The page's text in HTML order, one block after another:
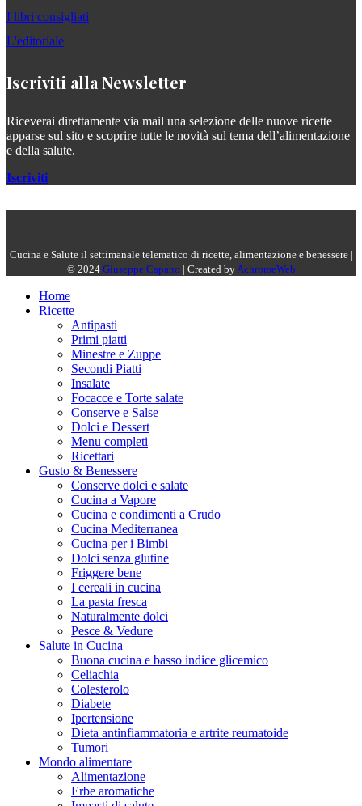
I libri consigliati
L'editoriale
Iscriviti alla Newsletter
Riceverai direttamente via mail una selezione delle nuove ricette
apparse sul sito e scoprire tutte le novità sul tema dell’alimentazione
e della salute.
Iscriviti
Cucina e Salute il settimanale telematico di ricette, alimentazione e benessere |
© 2024 Giuseppe Capano | Created byAchromeWeb
Home
Ricette
Antipasti
Primi piatti
Minestre e Zuppe
Secondi Piatti
Insalate
Focacce e Torte salate
Conserve e Salse
Dolci e Dessert
Menu completi
Ricettari
Gusto & Benessere
Conserve dolci e salate
Cucina a Vapore
Cucina e condimenti a Crudo
Cucina Mediterranea
Cucina per i Bimbi
Dolci senza glutine
Friggere bene
I cereali in cucina
La pasta fresca
Naturalmente dolci
Pesce & Vedure
Salute in Cucina
Buona cucina e basso indice glicemico
Celiachia
Colesterolo
Diabete
Ipertensione
Dieta antinfiammatoria e artrite reumatoide
Tumori
Mondo alimentare
Alimentazione
Erbe aromatiche